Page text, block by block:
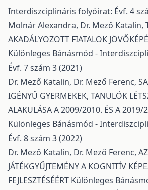
Interdiszciplináris folyóirat: Évf. 4
Molnár Alexandra, Dr. Mező Katalin,
AKADÁLYOZOTT FIATALOK
Különleges Bánásmód -
Évf. 7 szám 3 (2021)
Dr. Mező Katalin, Dr. Mező Ferenc,
IGÉNYŰ GYERMEKEK, TANULÓK
ALAKULÁSA A 2009/2010. ÉS A 2019/
Különleges Bánásmód -
Évf. 8 szám 3 (2022)
Dr. Mező Katalin, Dr. Mező Ferenc,
JÁTÉKGYŰJTEMÉNY A KOGNITÍV
FEJLESZTÉSÉÉRT Különleges